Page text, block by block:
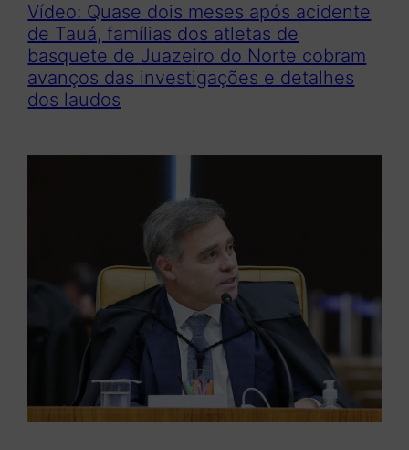
Vídeo: Quase dois meses após acidente
de Tauá, famílias dos atletas de
basquete de Juazeiro do Norte cobram
avanços das investigações e detalhes
dos laudos